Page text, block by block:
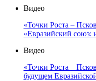
Видео
«Точки Роста –
«Евразийский союз:
Видео
«Точки Роста –
будущем